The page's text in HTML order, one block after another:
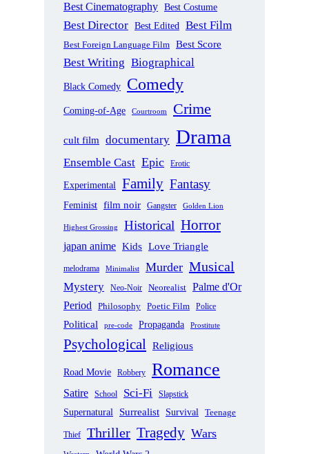
Best Cinematography Best Costume
Best Director Best Edited Best Film
Best Foreign Language Film Best Score
Best Writing Biographical
Black Comedy Comedy
Coming-of-Age Courtroom Crime
cult film documentary Drama
Ensemble Cast Epic Erotic
Experimental Family Fantasy
Feminist film noir Gangster Golden Lion
Highest Grossing Historical Horror
japan anime Kids Love Triangle
melodrama Minimalist Murder Musical
Mystery Neo-Noir Neorealist Palme d'Or
Period Philosophy Poetic Film Police
Political pre-code Propaganda Prostitute
Psychological Religious
Road Movie Robbery Romance
Satire School Sci-Fi Slapstick
Supernatural Surrealist Survival Teenage
Thief Thriller Tragedy Wars